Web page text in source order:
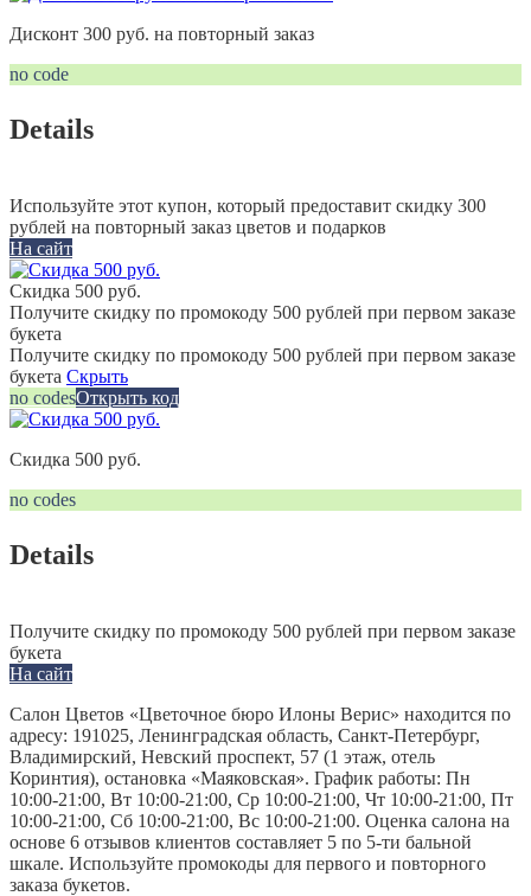
Дисконт 300 руб. на повторный заказ
no code
Details
Используйте этот купон, который предоставит скидку 300
рублей на повторный заказ цветов и подарков
На сайт
Скидка 500 руб.
Получите скидку по промокоду 500 рублей при первом заказе
букета
Получите скидку по промокоду 500 рублей при первом заказе
букета Скрыть
no codesОткрыть код
Скидка 500 руб.
no codes
Details
Получите скидку по промокоду 500 рублей при первом заказе
букета
На сайт
Салон Цветов «Цветочное бюро Илоны Верис» находится по
адресу: 191025, Ленинградская область, Санкт-Петербург,
Владимирский, Невский проспект, 57 (1 этаж, отель
Коринтия), остановка «Маяковская». График работы: Пн
10:00-21:00, Вт 10:00-21:00, Ср 10:00-21:00, Чт 10:00-21:00, Пт
10:00-21:00, Сб 10:00-21:00, Вс 10:00-21:00. Оценка салона на
основе 6 отзывов клиентов составляет 5 по 5-ти бальной
шкале. Используйте промокоды для первого и повторного
заказа букетов.